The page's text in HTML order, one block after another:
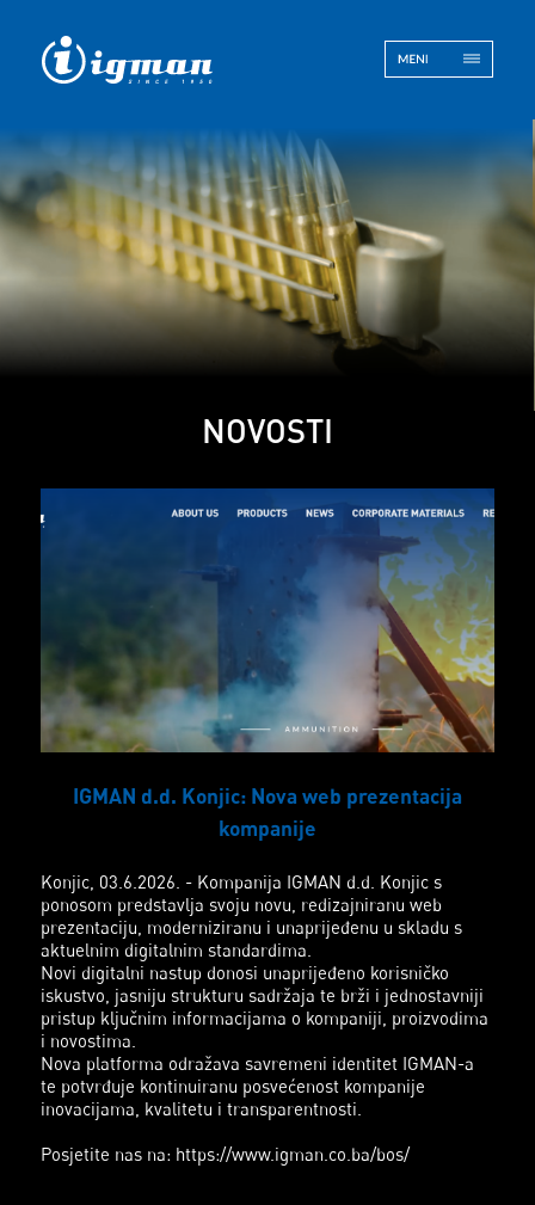
NOVOSTI
IGMAN d.d. Konjic: Nova web prezentacija
kompanije
Konjic, 03.6.2026. - Kompanija IGMAN d.d. Konjic s
ponosom predstavlja svoju novu, redizajniranu web
prezentaciju, moderniziranu i unaprijeđenu u skladu s
aktuelnim digitalnim standardima.
Novi digitalni nastup donosi unaprijeđeno korisničko
iskustvo, jasniju strukturu sadržaja te brži i jednostavniji
pristup ključnim informacijama o kompaniji, proizvodima
i novostima.
Nova platforma odražava savremeni identitet IGMAN-a
te potvrđuje kontinuiranu posvećenost kompanije
inovacijama, kvalitetu i transparentnosti.
Posjetite nas na: https://www.igman.co.ba/bos/